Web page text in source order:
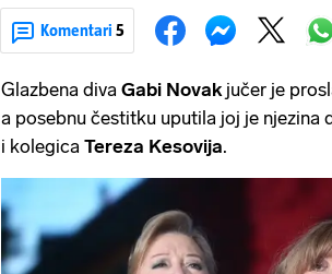
Komentari 5
Glazbena diva Gabi Novak jučer je
a posebnu čestitku uputila joj je njezina
i kolegica Tereza Kesovija.